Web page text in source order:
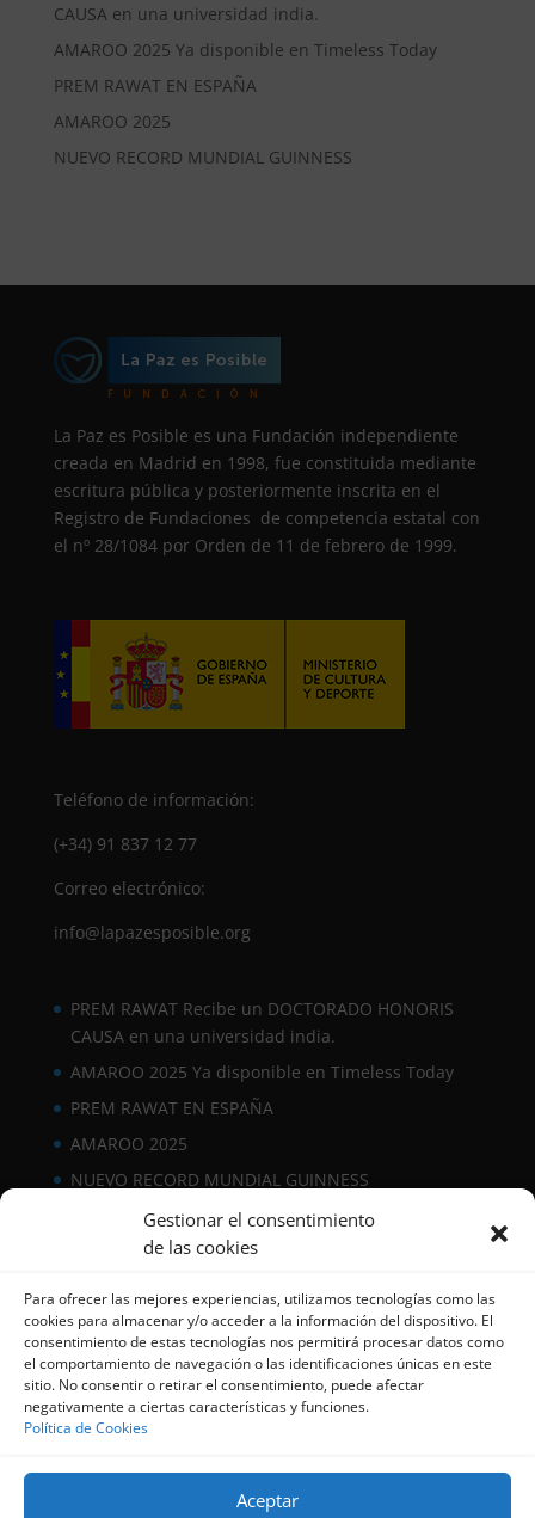
Gestionar el consentimiento
de las cookies
Para ofrecer las mejores experiencias, utilizamos tecnologías como las
cookies para almacenar y/o acceder a la información del dispositivo. El
consentimiento de estas tecnologías nos permitirá procesar datos como
el comportamiento de navegación o las identificaciones únicas en este
sitio. No consentir o retirar el consentimiento, puede afectar
negativamente a ciertas características y funciones.
Política de Cookies
Aceptar
CAUSA en una universidad india.
AMAROO 2025 Ya disponible en Timeless Today
PREM RAWAT EN ESPAÑA
AMAROO 2025
NUEVO RECORD MUNDIAL GUINNESS
La Paz es Posible es una Fundación independiente
creada en Madrid en 1998, fue constituida mediante
escritura pública y posteriormente inscrita en el
Registro de Fundaciones de competencia estatal con
el nº 28/1084 por Orden de 11 de febrero de 1999.
Teléfono de información:
(+34) 91 837 12 77
Correo electrónico:
info@lapazesposible.org
PREM RAWAT Recibe un DOCTORADO HONORIS
CAUSA en una universidad india.
AMAROO 2025 Ya disponible en Timeless Today
PREM RAWAT EN ESPAÑA
AMAROO 2025
NUEVO RECORD MUNDIAL GUINNESS
Facebook
Instagram
LinkedIn
YouTube